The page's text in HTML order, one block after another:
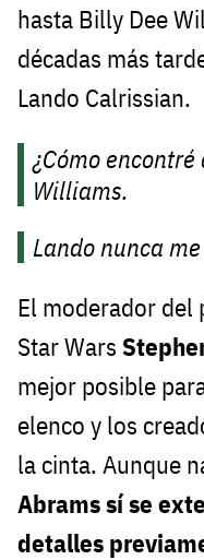
hasta Billy Dee
décadas más
Lando Calrissian.
¿Cómo
Williams.
Lando nunca
El moderador del
Star Wars
mejor posible
elenco y los
la cinta. Aunque
Abrams sí se
detalles